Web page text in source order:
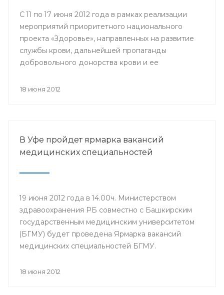
С 11 по 17 июня 2012 года в рамках реализации
мероприятий приоритетного национального
проекта «Здоровье», направленных на развитие
службы крови, дальнейшей пропаганды
добровольного донорства крови и ее
информационная акция «Спасибо, донор!»,
18 июня 2012
В Уфе пройдет ярмарка вакансий
медицинских специальностей
19 июня 2012 года в 14.00ч. Министерством
здравоохранения РБ совместно с Башкирским
государственным медицинским университетом
(БГМУ) будет проведена Ярмарка вакансий
медицинских специальностей БГМУ.
лечебно-профилактических учреждений (ЛПУ)
18 июня 2012